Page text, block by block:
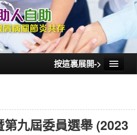
按這裏展開->
九屆委員選舉 (2023